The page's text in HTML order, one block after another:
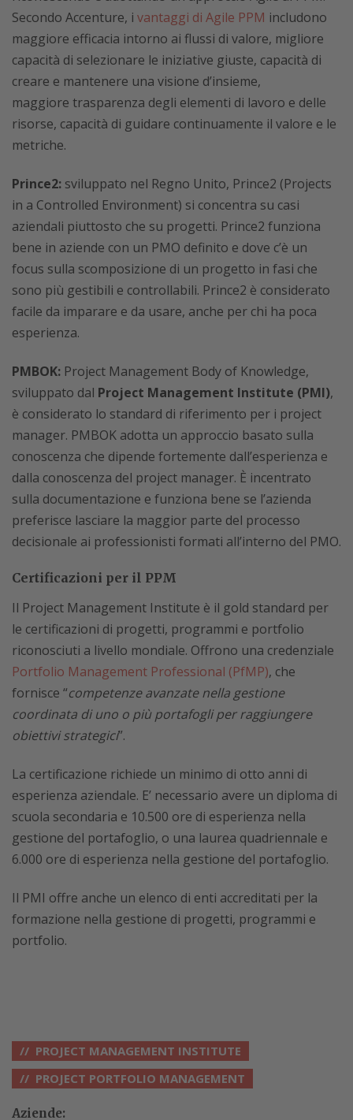
Secondo Accenture, i vantaggi di Agile PPM includono
maggiore efficacia intorno ai flussi di valore, migliore
capacità di selezionare le iniziative giuste, capacità di
creare e mantenere una visione d’insieme,
maggiore trasparenza degli elementi di lavoro e delle
risorse, capacità di guidare continuamente il valore e le
metriche.
Prince2: sviluppato nel Regno Unito, Prince2 (Projects
in a Controlled Environment) si concentra su casi
aziendali piuttosto che su progetti. Prince2 funziona
bene in aziende con un PMO definito e dove c’è un
focus sulla scomposizione di un progetto in fasi che
sono più gestibili e controllabili. Prince2 è considerato
facile da imparare e da usare, anche per chi ha poca
esperienza.
PMBOK: Project Management Body of Knowledge,
sviluppato dal Project Management Institute (PMI),
è considerato lo standard di riferimento per i project
manager. PMBOK adotta un approccio basato sulla
conoscenza che dipende fortemente dall’esperienza e
dalla conoscenza del project manager. È incentrato
sulla documentazione e funziona bene se l’azienda
preferisce lasciare la maggior parte del processo
decisionale ai professionisti formati all’interno del PMO.
Certificazioni per il PPM
Il Project Management Institute è il gold standard per
le certificazioni di progetti, programmi e portfolio
riconosciuti a livello mondiale. Offrono una credenziale
Portfolio Management Professional (PfMP), che
fornisce “competenze avanzate nella gestione
coordinata di uno o più portafogli per raggiungere
obiettivi strategici”.
La certificazione richiede un minimo di otto anni di
esperienza aziendale. E’ necessario avere un diploma di
scuola secondaria e 10.500 ore di esperienza nella
gestione del portafoglio, o una laurea quadriennale e
6.000 ore di esperienza nella gestione del portafoglio.
Il PMI offre anche un elenco di enti accreditati per la
formazione nella gestione di progetti, programmi e
portfolio.
PROJECT MANAGEMENT INSTITUTE
PROJECT PORTFOLIO MANAGEMENT
Aziende: